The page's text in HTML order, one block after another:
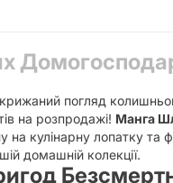
погляд
на розпродажі! Манга
на кулінарну лопатку
домашній колекції.